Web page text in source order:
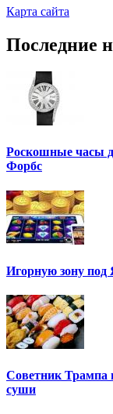
Карта сайта
Последние
Роскошные часы
Форбс
Игорную зону под
Советник Трампа
суши